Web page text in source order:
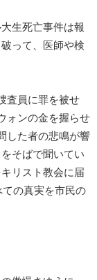
生死亡事件は報
って、医師や検
査員に罪を被せ
ォンの金を握らせ
した者の悲鳴が響
そばで聞いてい
リスト教会に届
の真実を市民の